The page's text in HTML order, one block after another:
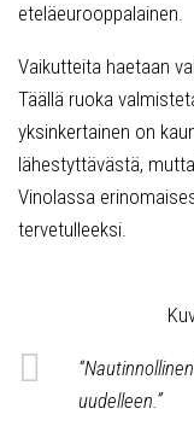
eteläeurooppalainen.
Vaikutteita haetaan
Täällä ruoka
yksinkertainen on
lähestyttävästä,
Vinolassa
tervetulleeksi.
uudelleen.”